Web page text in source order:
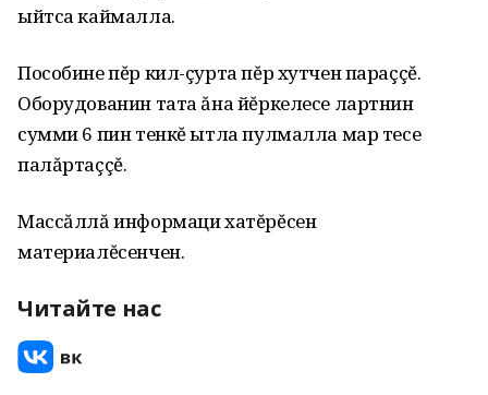
ыйтса каймалла.
Пособине пĕр кил-çурта пĕр хутчен параççĕ.
Оборудованин тата ăна йĕркелесе лартнин
сумми 6 пин тенкĕ ытла пулмалла мар тесе
палăртаççĕ.
Массăллă информаци хатĕрĕсен
материалĕсенчен.
Читайте нас